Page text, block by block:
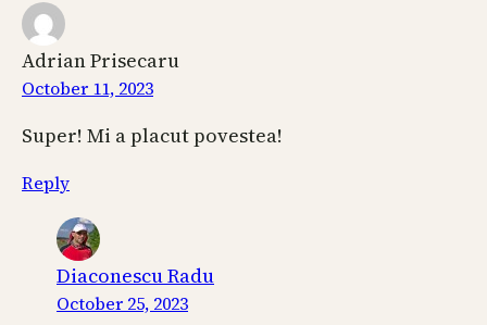
Adrian Prisecaru
October 11, 2023
Super! Mi a placut povestea!
Reply
Diaconescu Radu
October 25, 2023